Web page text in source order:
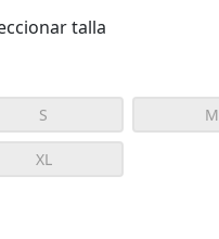
talla
S M
XL